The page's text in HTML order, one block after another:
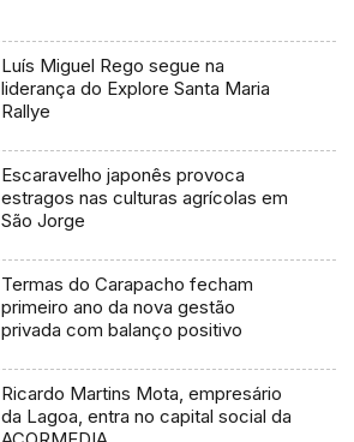
Luís Miguel Rego segue na
liderança do Explore Santa Maria
Rallye
Escaravelho japonês provoca
estragos nas culturas agrícolas em
São Jorge
Termas do Carapacho fecham
primeiro ano da nova gestão
privada com balanço positivo
Ricardo Martins Mota, empresário
da Lagoa, entra no capital social da